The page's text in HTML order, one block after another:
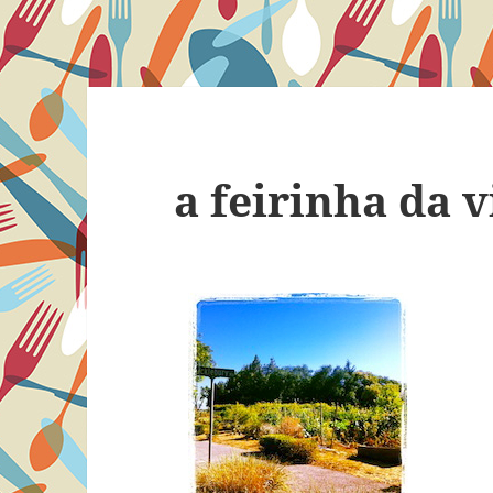
a feirinha da